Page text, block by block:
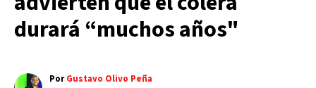
durará “muchos años"
PorGustavo Olivo Peña